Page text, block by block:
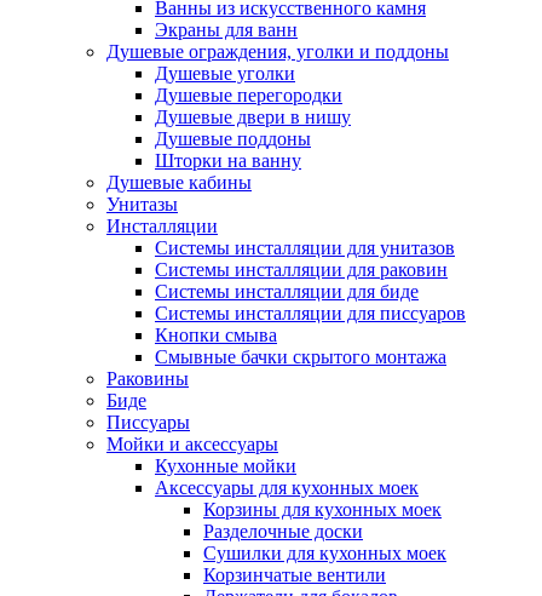
Ванны из искусственного камня
Экраны для ванн
Душевые ограждения, уголки и поддоны
Душевые уголки
Душевые перегородки
Душевые двери в нишу
Душевые поддоны
Шторки на ванну
Душевые кабины
Унитазы
Инсталляции
Системы инсталляции для унитазов
Системы инсталляции для раковин
Системы инсталляции для биде
Системы инсталляции для писсуаров
Кнопки смыва
Смывные бачки скрытого монтажа
Раковины
Биде
Писсуары
Мойки и аксессуары
Кухонные мойки
Аксессуары для кухонных моек
Корзины для кухонных моек
Разделочные доски
Сушилки для кухонных моек
Корзинчатые вентили